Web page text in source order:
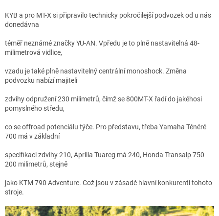
KYB a pro MT-X si připravilo technicky pokročilejší podvozek od u nás
donedávna
téměř neznámé značky YU-AN. Vpředu je to plně nastavitelná 48-
milimetrová vidlice,
vzadu je také plně nastavitelný centrální monoshock. Změna
podvozku nabízí majiteli
zdvihy odpružení 230 milimetrů, čímž se 800MT-X řadí do jakéhosi
pomyslného středu,
co se offroad potenciálu týče. Pro představu, třeba Yamaha Ténéré
700 má v základní
specifikaci zdvihy 210, Aprilia Tuareg má 240, Honda Transalp 750
200 milimetrů, stejně
jako KTM 790 Adventure. Což jsou v zásadě hlavní konkurenti tohoto
stroje.